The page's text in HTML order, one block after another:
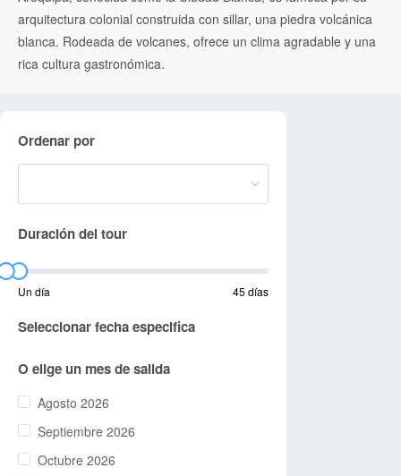
arquitectura colonial construida con sillar, una piedra volcánica
blanca. Rodeada de volcanes, ofrece un clima agradable y una
rica cultura gastronómica.
Ordenar por
Duración del tour
Un día 45 días
Seleccionar fecha especifica
O elige un mes de salida
Agosto 2026
Septiembre 2026
Octubre 2026